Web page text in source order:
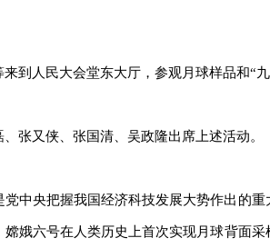
到人民大会堂东大厅，参观月球样品和“
张又侠、张国清、吴政隆出席上述活动。
党中央把握我国经济科技发展大势作出的
嫦娥六号在人类历史上首次实现月球背面